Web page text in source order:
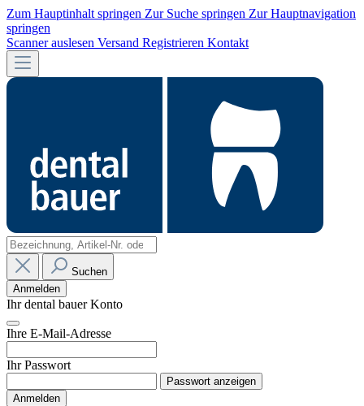
Zum Hauptinhalt springen Zur Suche springen Zur Hauptnavigation
springen
Scanner auslesen Versand Registrieren Kontakt
Suchen
Anmelden
Ihr dental bauer Konto
Ihre E-Mail-Adresse
Ihr Passwort
Passwort anzeigen
Anmelden